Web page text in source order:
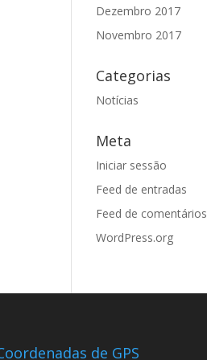
Dezembro 2017
Novembro 2017
Categorias
Notícias
Meta
Iniciar sessão
Feed de entradas
Feed de comentários
WordPress.org
de GPS